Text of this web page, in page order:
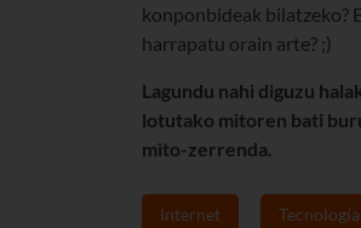
konponbideak bilatzeko?
harrapatu orain arte? ;)
Lagundu nahi diguzu
lotutako mitoren bati
mito-zerrenda.
Internet Tecnología